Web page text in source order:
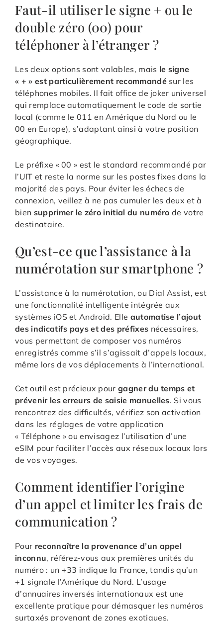
Faut-il utiliser le signe + ou le
double zéro (00) pour
téléphoner à l’étranger ?
Les deux options sont valables, mais le signe
« + » est particulièrement recommandésur les
téléphones mobiles. Il fait office de joker universel
qui remplace automatiquement le code de sortie
local (comme le 011 en Amérique du Nord ou le
00 en Europe), s’adaptant ainsi à votre position
géographique.
Le préfixe « 00 » est le standard recommandé par
l’UIT et reste la norme sur les postes fixes dans la
majorité des pays. Pour éviter les échecs de
connexion, veillez à ne pas cumuler les deux et à
bien supprimer le zéro initial du numéro de votre
destinataire.
Qu’est-ce que l’assistance à la
numérotation sur smartphone ?
L’assistance à la numérotation, ou Dial Assist, est
une fonctionnalité intelligente intégrée aux
systèmes iOS et Android. Elle automatise l’ajout
des indicatifs pays et des préfixes nécessaires,
vous permettant de composer vos numéros
enregistrés comme s’il s’agissait d’appels locaux,
même lors de vos déplacements à l’international.
Cet outil est précieux pour gagner du temps et
prévenir les erreurs de saisie manuelles. Si vous
rencontrez des difficultés, vérifiez son activation
dans les réglages de votre application
« Téléphone » ou envisagez l’utilisation d’une
eSIM pour faciliter l’accès aux réseaux locaux lors
de vos voyages.
Comment identifier l’origine
d’un appel et limiter les frais de
communication ?
Pour reconnaître la provenance d’un appel
inconnu, référez-vous aux premières unités du
numéro : un +33 indique la France, tandis qu’un
+1 signale l’Amérique du Nord. L’usage
d’annuaires inversés internationaux est une
excellente pratique pour démasquer les numéros
surtaxés provenant de zones exotiques.